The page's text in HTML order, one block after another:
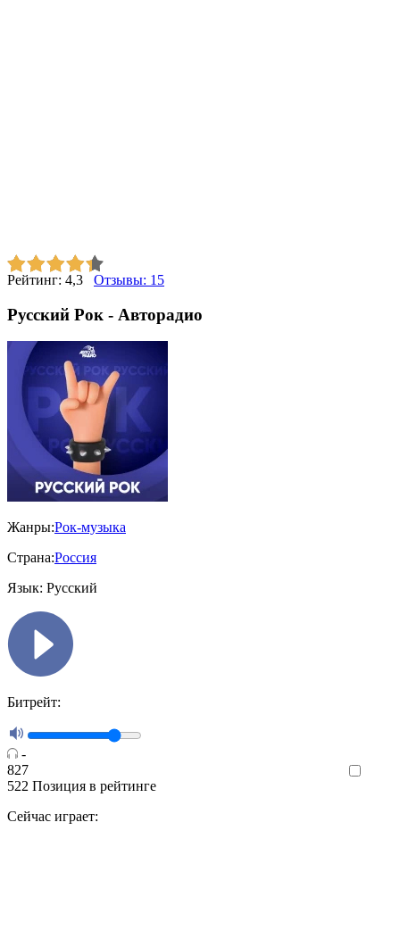
Рейтинг: 4,3 Отзывы: 15
Русский Рок - Авторадио
Жанры:Рок-музыка
Страна:Россия
Язык: Русский
Битрейт:
-
827
522 Позиция в рейтинге
Сейчас играет: